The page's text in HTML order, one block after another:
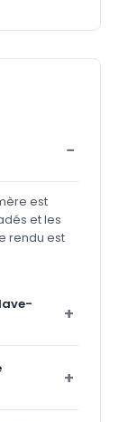
est
et les
rendu est